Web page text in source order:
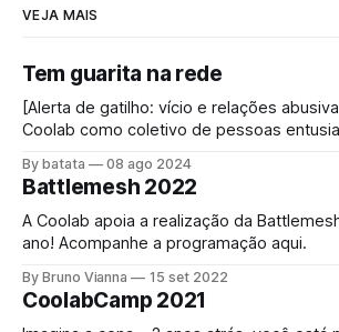
VEJA MAIS
Tem guarita na rede
[Alerta de gatilho: vício e relações abusivas] Quem
Coolab como coletivo de pessoas
conectando pessoas através dessa rede
convidada a bloquear a internet! O acesso à internet é um
direito universal[1] assim como o direito a
By batata 08 ago 2024
Battlemesh 2022
A Coolab apoia a realização da
ano! Acompanhe a programação aqui.
By Bruno Vianna 15 set 2022
CoolabCamp 2021